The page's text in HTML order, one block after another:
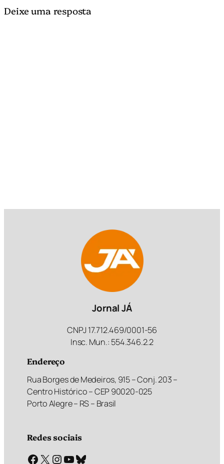
Deixe uma resposta
Jornal JÁ
CNPJ 17.712.469/0001-56
Insc. Mun.: 554.346.2.2
Endereço
Rua Borges de Medeiros, 915 – Conj. 203 –
Centro Histórico – CEP 90020-025
Porto Alegre – RS – Brasil
Redes sociais
Facebook X Instagram Youtube Bluesky